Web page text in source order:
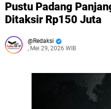
Pustu Padang
Ditaksir Rp150 Juta
Redaksi
, Mei 29, 2026 WIB